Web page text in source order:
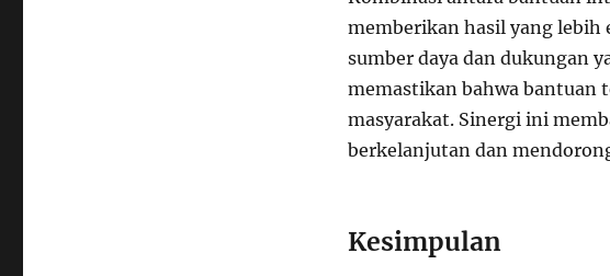
memberikan hasil yang
sumber daya dan dukungan
memastikan bahwa bantuan
masyarakat. Sinergi ini
berkelanjutan dan
Kesimpulan